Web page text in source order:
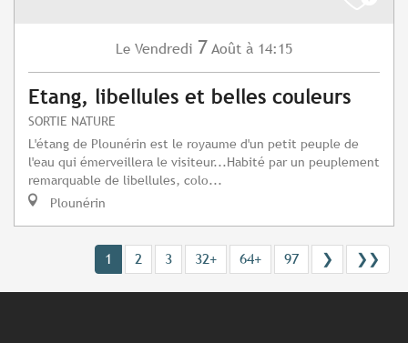
Le Vendredi 7 Août à 14:15
Etang, libellules et belles couleurs
SORTIE NATURE
L'étang de Plounérin est le royaume d'un petit peuple de
l'eau qui émerveillera le visiteur...Habité par un peuplement
remarquable de libellules, colo...
Plounérin
1 2 3 32+ 64+ 97 ❯ ❯❯